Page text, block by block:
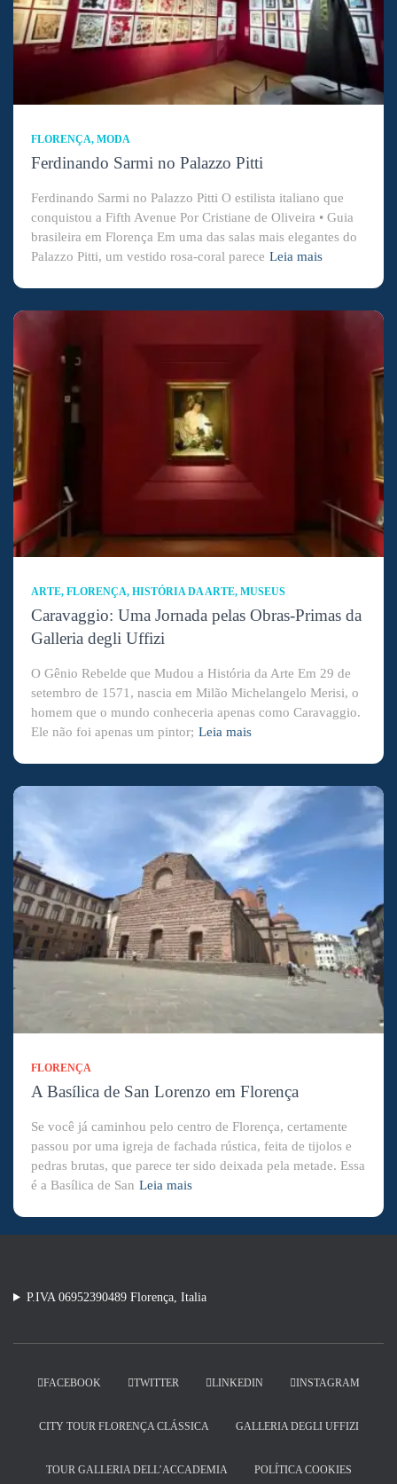
FLORENÇA MODA
Ferdinando Sarmi no Palazzo Pitti
Ferdinando Sarmi no Palazzo Pitti O estilista italiano que
conquistou a Fifth Avenue Por Cristiane de Oliveira • Guia
brasileira em Florença Em uma das salas mais elegantes do
Palazzo Pitti, um vestido rosa-coral parece Leia mais
ARTE FLORENÇA HISTÓRIA DA ARTE MUSEUS
Caravaggio: Uma Jornada pelas Obras-Primas da
Galleria degli Uffizi
O Gênio Rebelde que Mudou a História da Arte Em 29 de
setembro de 1571, nascia em Milão Michelangelo Merisi, o
homem que o mundo conheceria apenas como Caravaggio.
Ele não foi apenas um pintor; Leia mais
FLORENÇA
A Basílica de San Lorenzo em Florença
Se você já caminhou pelo centro de Florença, certamente
passou por uma igreja de fachada rústica, feita de tijolos e
pedras brutas, que parece ter sido deixada pela metade. Essa
é a Basílica de San Leia mais
P.IVA 06952390489 Florença, Italia
FACEBOOK TWITTER LINKEDIN INSTAGRAM
CITY TOUR FLORENÇA CLÁSSICA GALLERIA DEGLI UFFIZI
TOUR GALLERIA DELL’ACCADEMIA POLÍTICA COOKIES